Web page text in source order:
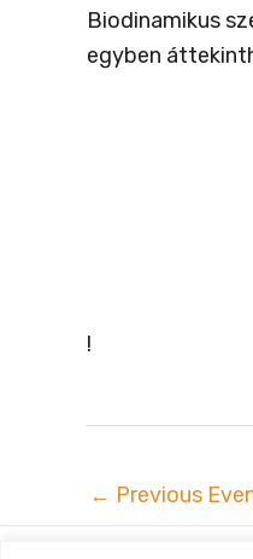
Biodinamikus
egyben
!
← Previous